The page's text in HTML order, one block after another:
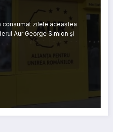
consumat zilele aceastea
Aur George Simion și